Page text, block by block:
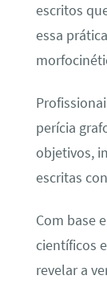
escritos
essa
perícia
objetivos,
escritas
Com base
científicos
revelar a